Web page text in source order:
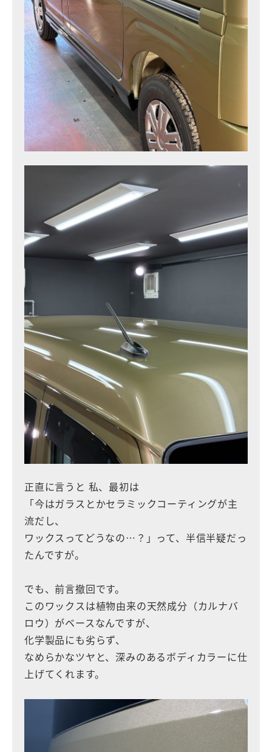
正直に言うと 私、最初は
「今はガラスとかセラミックコーティングが主
流だし、
ワックスってどうなの…？」って、半信半疑だっ
たんですが。
でも、前言撤回です。
このワックスは植物由来の天然成分（カルナバ
ロウ）がベースなんですが、
化学製品にも劣らず、
なめらかなツヤと、深みのあるボディカラーに仕
上げてくれます。